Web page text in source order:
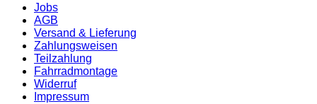
Jobs
AGB
Versand & Lieferung
Zahlungsweisen
Teilzahlung
Fahrradmontage
Widerruf
Impressum